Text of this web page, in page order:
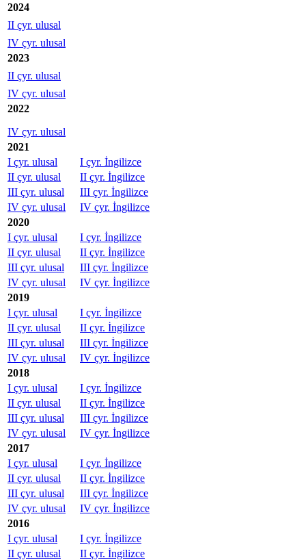
2024
II çyr. ulusal
IV çyr. ulusal
2023
II çyr. ulusal
IV çyr. ulusal
2022
IV çyr. ulusal
2021
I çyr. ulusal
I çyr. İngilizce
II çyr. ulusal
II çyr. İngilizce
III çyr. ulusal
III çyr. İngilizce
IV çyr. ulusal
IV çyr. İngilizce
2020
I çyr. ulusal
I çyr. İngilizce
II çyr. ulusal
II çyr. İngilizce
III çyr. ulusal
III çyr. İngilizce
IV çyr. ulusal
IV çyr. İngilizce
2019
I çyr. ulusal
I çyr. İngilizce
II çyr. ulusal
II çyr. İngilizce
III çyr. ulusal
III çyr. İngilizce
IV çyr. ulusal
IV çyr. İngilizce
2018
I çyr. ulusal
I çyr. İngilizce
II çyr. ulusal
II çyr. İngilizce
III çyr. ulusal
III çyr. İngilizce
IV çyr. ulusal
IV çyr. İngilizce
2017
I çyr. ulusal
I çyr. İngilizce
II çyr. ulusal
II çyr. İngilizce
III çyr. ulusal
III çyr. İngilizce
IV çyr. ulusal
IV çyr. İngilizce
2016
I çyr. ulusal
I çyr. İngilizce
II çyr. ulusal
II çyr. İngilizce